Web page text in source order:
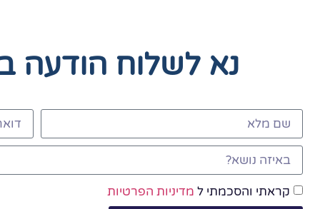
נא לשלוח הודעה
קראתי והסכמתי ל מדיניות הפרטיות